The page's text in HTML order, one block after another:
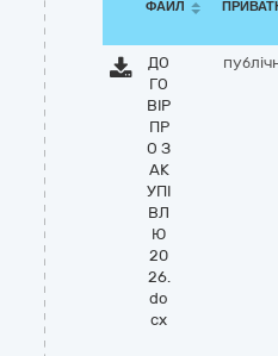
ФАЙЛ
ДО
ГО
ВІР
ПР
О З
АК
УПІ
ВЛ
Ю
20
26.
do
cx